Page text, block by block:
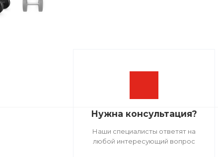
Нужна консультация?
Наши специалисты ответят на
любой интересующий вопрос